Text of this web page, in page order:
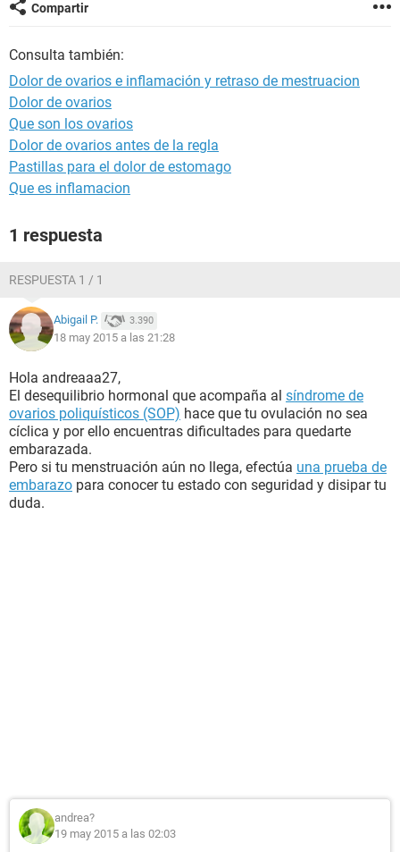
Compartir
Consulta también:
Dolor de ovarios e inflamación y retraso de mestruacion
Dolor de ovarios
Que son los ovarios
Dolor de ovarios antes de la regla
Pastillas para el dolor de estomago
Que es inflamacion
1 respuesta
RESPUESTA 1 / 1
Abigail P. 3.390
18 may 2015 a las 21:28
Hola andreaaa27,
El desequilibrio hormonal que acompaña al síndrome de
ovarios poliquísticos (SOP) hace que tu ovulación no sea
cíclica y por ello encuentras dificultades para quedarte
embarazada.
Pero si tu menstruación aún no llega, efectúa una prueba de
embarazo para conocer tu estado con seguridad y disipar tu
duda.
andrea?
19 may 2015 a las 02:03